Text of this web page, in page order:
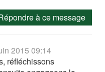
à ce message
2015 09:14
réfléchissons